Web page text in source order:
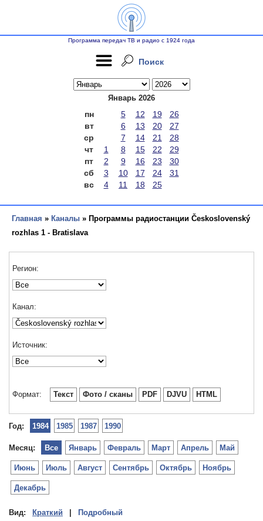
Программа передач ТВ и радио с 1924 года
Поиск
Январь 2026
пн 5 12 19
26
вт
6 13 20
27
ср
7 14 21
28
чт
1 8 15 22
29
пт
2 9 16 23
30
сб
3 10 17 24
31
вс
4 11 18 25
Главная » Каналы » Программы радиостанции Československý
rozhlas 1 - Bratislava
Регион:
Канал:
Источник:
Формат: Текст Фото / сканы PDF DJVU HTML
Год: 1984 1985 1987 1990
Месяц: Январь Февраль Март Апрель Май
Июнь Июль Август Сентябрь Октябрь Ноябрь
Декабрь
Все
Вид: Краткий Подробный